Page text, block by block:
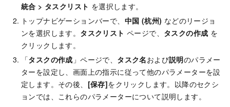
統合 > タスクリスト を選択します。
トップナビゲーションバーで、 中国 (杭州) などのリージョ
ンを選択します。 タスクリスト ページで、 タスクの作成 を
クリックします。
「タスクの作成 」ページで、 タスク名および説明のパラメー
ターを設定し、画面上の指示に従って他のパラメーターを設
定します。その後、 [保存]をクリックします。以降のセクシ
ョンでは、これらのパラメーターについて説明します。